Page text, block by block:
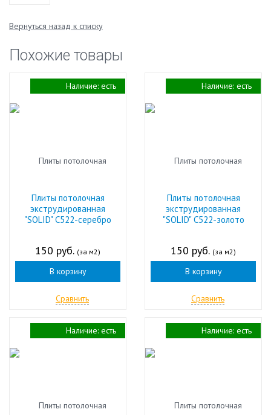
Вернуться назад к списку
Похожие товары
Плиты потолочная
экструдированная
"SOLID" С522-серебро
150 руб. (за м2)
В корзину
Сравнить
Наличие: есть
Плиты потолочная
экструдированная
"SOLID" С522-золото
150 руб. (за м2)
В корзину
Сравнить
Наличие: есть
Наличие: есть Наличие: есть